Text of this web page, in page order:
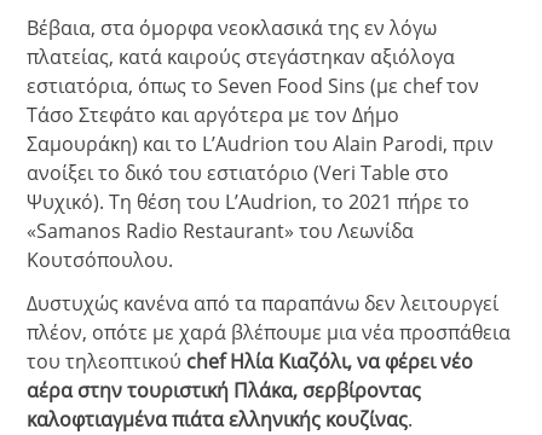
Βέβαια, στα όμορφα νεοκλασικά της εν λόγω
πλατείας, κατά καιρούς στεγάστηκαν αξιόλογα
εστιατόρια, όπως το Seven Food Sins (με chef τον
Τάσο Στεφάτο και αργότερα με τον Δήμο
Σαμουράκη) και το L’Audrion του Alain Parodi, πριν
ανοίξει το δικό του εστιατόριο (Veri Table στο
Ψυχικό). Τη θέση του L’Audrion, το 2021 πήρε το
«Samanos Radio Restaurant» του Λεωνίδα
Κουτσόπουλου.
Δυστυχώς κανένα από τα παραπάνω δεν λειτουργεί
πλέον, οπότε με χαρά βλέπουμε μια νέα προσπάθεια
του τηλεοπτικού chef Ηλία Κιαζόλι, να φέρει νέο
αέρα στην τουριστική Πλάκα, σερβίροντας
καλοφτιαγμένα πιάτα ελληνικής κουζίνας.